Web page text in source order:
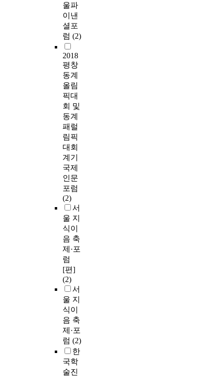
울파
이낸
셜포
럼 (2)
2018
평창
동계
올림
픽대
회 및
동계
패럴
림픽
대회
계기
국제
인문
포럼
(2)
서
울 지
식이
음 축
제·포
럼
[편]
(2)
서
울 지
식이
음 축
제·포
럼 (2)
한
국학
술진